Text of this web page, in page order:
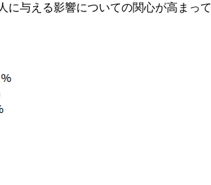
に与える影響についての関心が高まっ